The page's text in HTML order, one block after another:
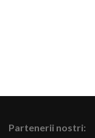
Partenerii nostri: